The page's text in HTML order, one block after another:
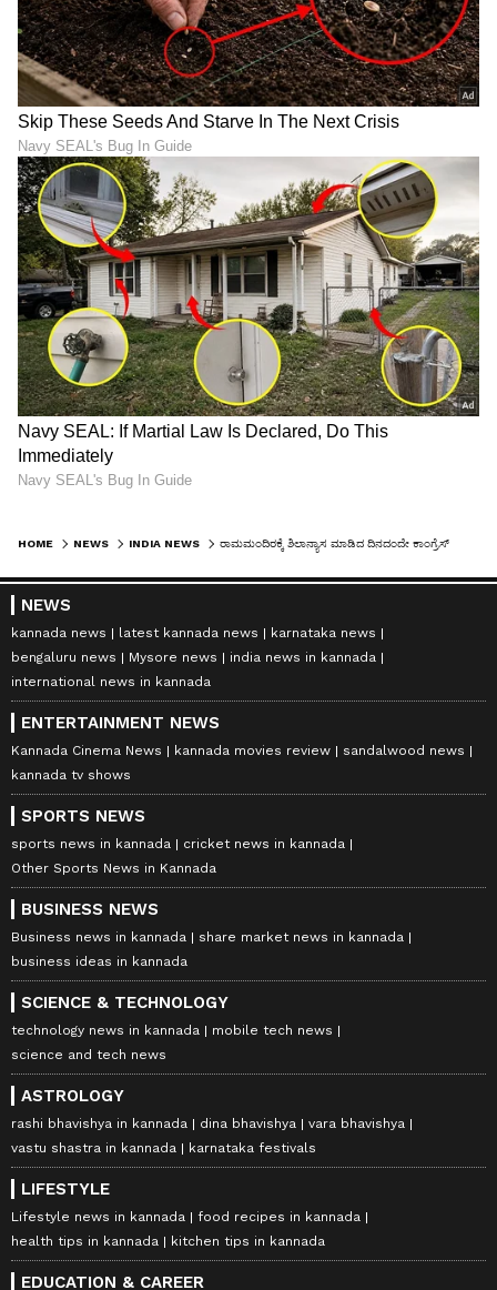
HOME NEWS INDIA NEWS
NEWS
kannada news latest kannada news
karnataka news
bengaluru news
Mysore news
india news in kannada
international news in kannada
ENTERTAINMENT NEWS
Kannada Cinema News kannada movies review
sandalwood news
kannada tv shows
SPORTS NEWS
sports news in kannada
cricket news in kannada
Other Sports News in Kannada
BUSINESS NEWS
Business news in kannada
share market news in kannada
business ideas in kannada
SCIENCE & TECHNOLOGY
technology news in kannada
mobile tech news
science and tech news
ASTROLOGY
rashi bhavishya in kannada dina bhavishya
vara bhavishya
vastu shastra in kannada
karnataka festivals
LIFESTYLE
Lifestyle news in kannada
food recipes in kannada
health tips in kannada
kitchen tips in kannada
EDUCATION & CAREER